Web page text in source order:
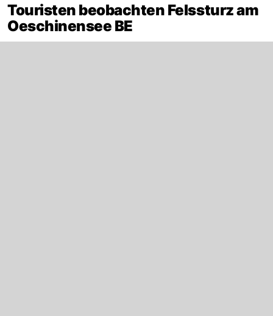
Touristen beobachten Felssturz am
Oeschinensee BE